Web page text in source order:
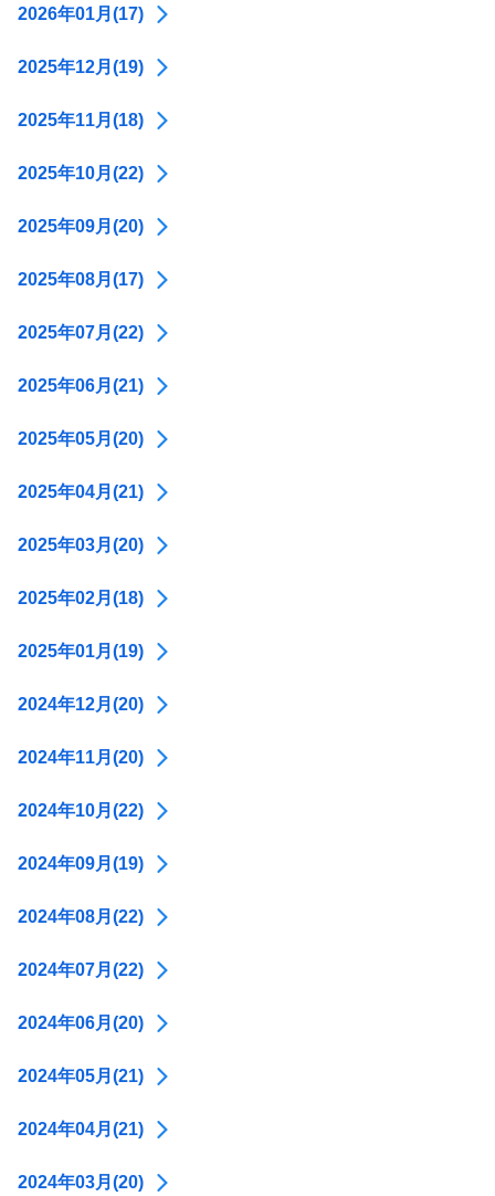
2026年01月(17)
2025年12月(19)
2025年11月(18)
2025年10月(22)
2025年09月(20)
2025年08月(17)
2025年07月(22)
2025年06月(21)
2025年05月(20)
2025年04月(21)
2025年03月(20)
2025年02月(18)
2025年01月(19)
2024年12月(20)
2024年11月(20)
2024年10月(22)
2024年09月(19)
2024年08月(22)
2024年07月(22)
2024年06月(20)
2024年05月(21)
2024年04月(21)
2024年03月(20)